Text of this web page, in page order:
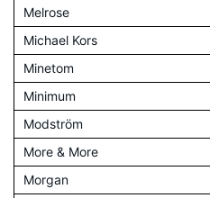
Melrose
Michael Kors
Minetom
Minimum
Modström
More & More
Morgan